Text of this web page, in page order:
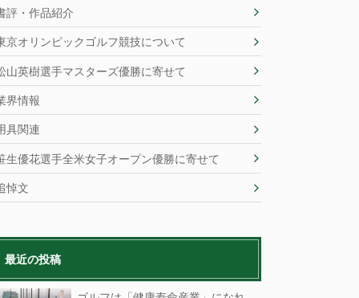
評・作品紹介
京オリンピックゴルフ競技について
山英樹選手マスターズ優勝に寄せて
界情報
具関連
生優花選手全米女子オープン優勝に寄せて
悼文
最近の投稿